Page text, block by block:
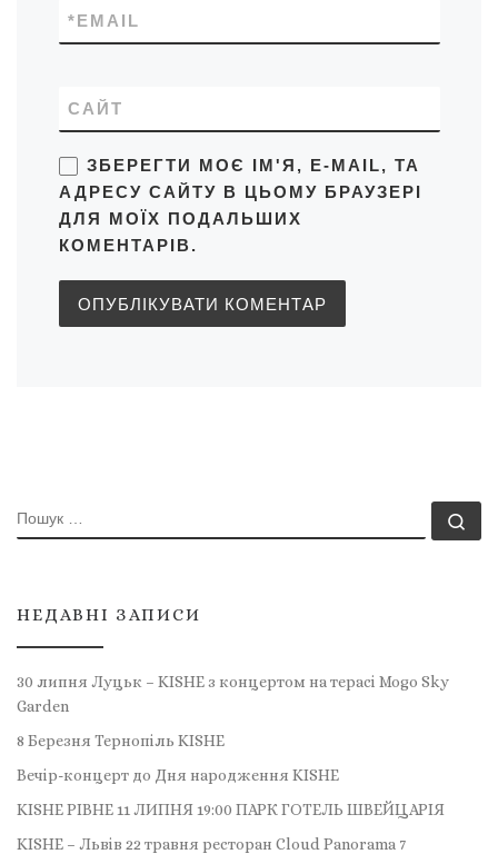
EMAIL
*
САЙТ
ЗБЕРЕГТИ МОЄ ІМ'Я, E-MAIL, ТА
АДРЕСУ САЙТУ В ЦЬОМУ БРАУЗЕРІ
ДЛЯ МОЇХ ПОДАЛЬШИХ
КОМЕНТАРІВ.
ПОШУК
НЕДАВНІ ЗАПИСИ
30 липня Луцьк – KISHE з концертом на терасі Mogo Sky
Garden
8 Березня Тернопіль KISHE
Вечір-концерт до Дня народження KISHE
KISHE РІВНЕ 11 ЛИПНЯ 19:00 ПАРК ГОТЕЛЬ ШВЕЙЦАРІЯ
KISHE – Львів 22 травня ресторан Cloud Panorama 7